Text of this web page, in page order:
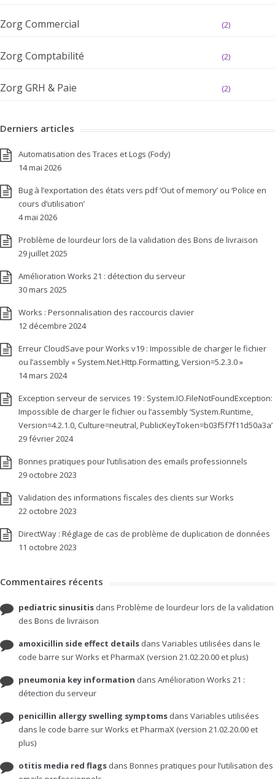
Zorg Commercial (2)
Zorg Comptabilité (2)
Zorg GRH & Paie (2)
Derniers articles
Automatisation des Traces et Logs (Fody)
14 mai 2026
Bug à l’exportation des états vers pdf ‘Out of memory’ ou ‘Police en
cours d’utilisation’
4 mai 2026
Problème de lourdeur lors de la validation des Bons de livraison
29 juillet 2025
Amélioration Works 21 : détection du serveur
30 mars 2025
Works : Personnalisation des raccourcis clavier
12 décembre 2024
Erreur CloudSave pour Works v19 : Impossible de charger le fichier
ou l’assembly « System.Net.Http.Formatting, Version=5.2.3.0 »
14 mars 2024
Exception serveur de services 19 : System.IO.FileNotFoundException:
Impossible de charger le fichier ou l’assembly ‘System.Runtime,
Version=4.2.1.0, Culture=neutral, PublicKeyToken=b03f5f7f11d50a3a’
29 février 2024
Bonnes pratiques pour l’utilisation des emails professionnels
29 octobre 2023
Validation des informations fiscales des clients sur Works
22 octobre 2023
DirectWay : Réglage de cas de problème de duplication de données
11 octobre 2023
Commentaires récents
pediatric sinusitis dans Problème de lourdeur lors de la validation
des Bons de livraison
amoxicillin side effect details dans Variables utilisées dans le
code barre sur Works et PharmaX (version 21.02.20.00 et plus)
pneumonia key information dans Amélioration Works 21 :
détection du serveur
penicillin allergy swelling symptoms dans Variables utilisées
dans le code barre sur Works et PharmaX (version 21.02.20.00 et
plus)
otitis media red flags dans Bonnes pratiques pour l’utilisation des